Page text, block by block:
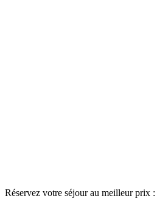
Réservez votre séjour au meilleur prix :